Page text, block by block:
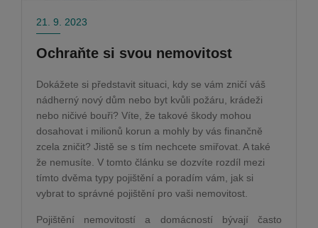
21. 9. 2023
Ochraňte si svou nemovitost
Dokážete si představit situaci, kdy se vám zničí váš
nádherný nový dům nebo byt kvůli požáru, krádeži
nebo ničivé bouři? Víte, že takové škody mohou
dosahovat i milionů korun a mohly by vás finančně
zcela zničit? Jistě se s tím nechcete smiřovat. A také
že nemusíte. V tomto článku se dozvíte rozdíl mezi
tímto dvěma typy pojištění a poradím vám, jak si
vybrat to správné pojištění pro vaši nemovitost.
Pojištění nemovitostí a domácností bývají často